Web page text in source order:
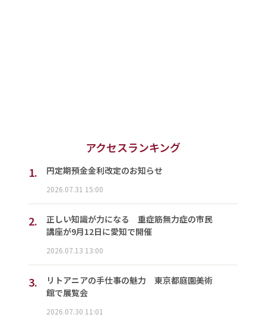
アクセスランキング
1.
円定期預金金利改定のお知らせ
2026.07.31 15:00
2.
正しい知識が力になる 重症筋無力症の市民
講座が9月12日に愛知で開催
2026.07.13 13:00
3.
リトアニアの手仕事の魅力 東京都庭園美術
館で展覧会
2026.07.30 11:01